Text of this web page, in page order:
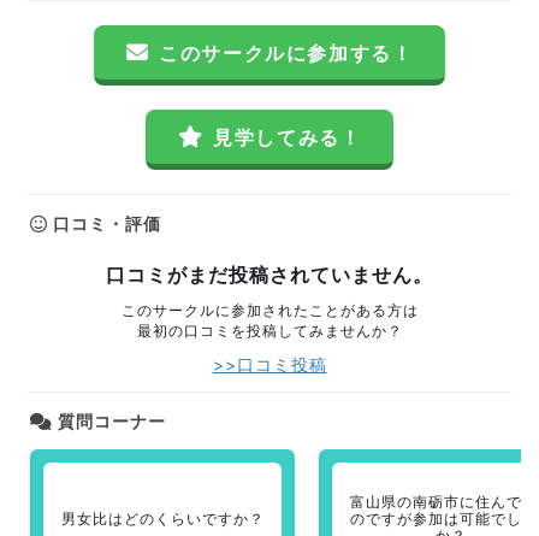
このサークルに参加する！
見学してみる！
口コミ・評価
口コミがまだ投稿されていません。
このサークルに参加されたことがある方は
最初の口コミを投稿してみませんか？
>>口コミ投稿
質問コーナー
男女比はどのくらいですか？
富山県の南砺市に住んで
のですが参加は可能でし